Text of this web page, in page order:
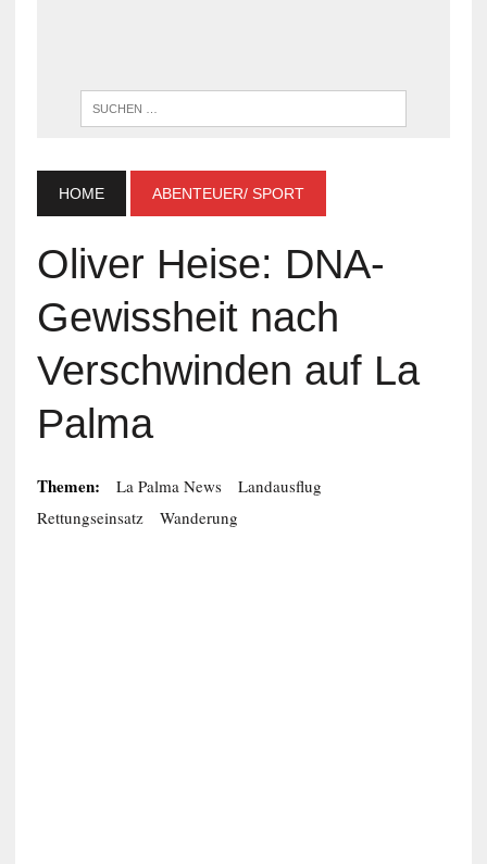
HOME ABENTEUER/ SPORT
Oliver Heise: DNA-
Gewissheit nach
Verschwinden auf La
Palma
Themen: La Palma News
Landausflug
Rettungseinsatz
Wanderung